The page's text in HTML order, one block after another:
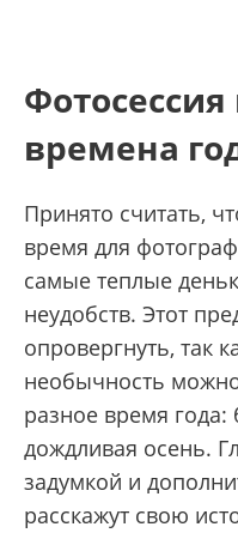
времена
Принято считать,
время для
самые теплые
неудобств. Этот
опровергнуть, так
необычность
разное время
дождливая осень.
задумкой и
расскажут свою